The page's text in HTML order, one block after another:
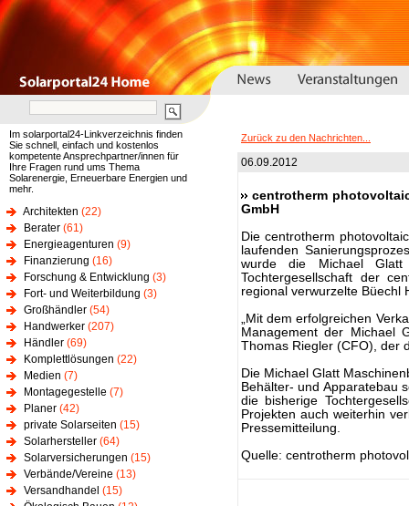
Im solarportal24-Linkverzeichnis finden
Sie schnell, einfach und kostenlos
kompetente Ansprechpartner/innen für
Ihre Fragen rund ums Thema
Solarenergie, Erneuerbare Energien und
mehr.
Architekten (22)
Berater (61)
Energieagenturen (9)
Finanzierung (16)
Forschung & Entwicklung (3)
Fort- und Weiterbildung (3)
Großhändler (54)
Handwerker (207)
Händler (69)
Komplettlösungen (22)
Medien (7)
Montagegestelle (7)
Planer (42)
private Solarseiten (15)
Solarhersteller (64)
Solarversicherungen (15)
Verbände/Vereine (13)
Versandhandel (15)
Zurück zu den Nachrichten...
06.09.2012
centrotherm
GmbH
Die centrotherm
laufenden
wurde die Michael Glatt
Tochtergesellschaft der
regional verwurzelte Büechl
„Mit dem erfolgreichen
Management der Michael
Thomas Riegler (CFO), der
Die Michael Glatt
Behälter- und Apparatebau
die bisherige
Projekten auch weiterhin
Pressemitteilung.
Quelle: centrotherm